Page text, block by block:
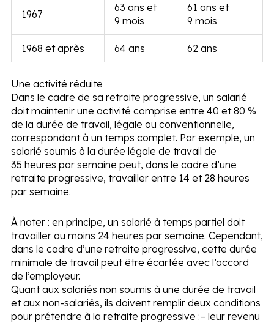
1967
63 ans et
9 mois
61 ans et
9 mois
1968 et après 64 ans 62 ans
Une activité réduite
Dans le cadre de sa retraite progressive, un salarié
doit maintenir une activité comprise entre 40 et 80 %
de la durée de travail, légale ou conventionnelle,
correspondant à un temps complet. Par exemple, un
salarié soumis à la durée légale de travail de
35 heures par semaine peut, dans le cadre d’une
retraite progressive, travailler entre 14 et 28 heures
par semaine.
À noter : en principe, un salarié à temps partiel doit
travailler au moins 24 heures par semaine. Cependant,
dans le cadre d’une retraite progressive, cette durée
minimale de travail peut être écartée avec l’accord
de l’employeur.
Quant aux salariés non soumis à une durée de travail
et aux non-salariés, ils doivent remplir deux conditions
pour prétendre à la retraite progressive :– leur revenu